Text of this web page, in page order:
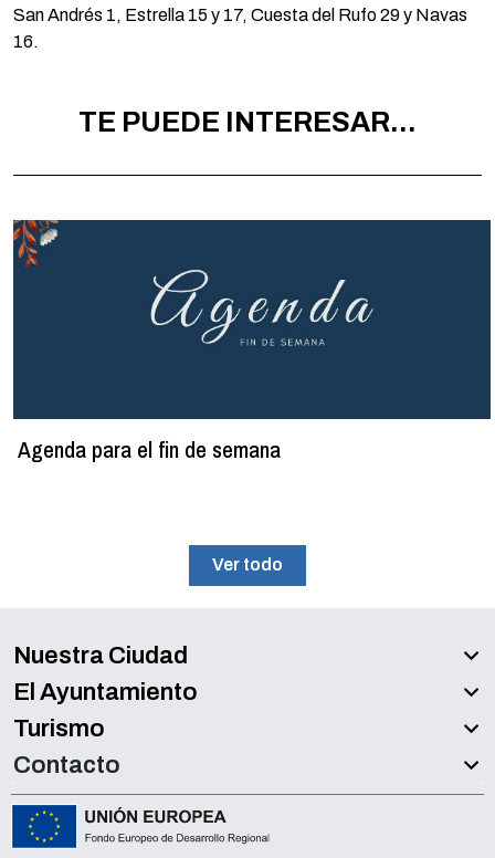
San Andrés 1, Estrella 15 y 17, Cuesta del Rufo 29 y Navas
16.
TE PUEDE INTERESAR...
Agenda para el fin de semana
Ver todo
Nuestra Ciudad
El Ayuntamiento
Turismo
Contacto